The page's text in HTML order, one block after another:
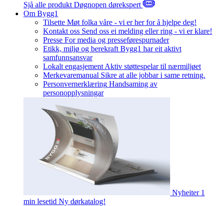
Sjå alle produkt Døgnopen dørekspert
Om Bygg1
Tilsette Møt folka våre - vi er her for å hjelpe deg!
Kontakt oss Send oss ei melding eller ring - vi er klare!
Presse For media og presseførespurnader
Etikk, miljø og berekraft Bygg1 har eit aktivt
samfunnsansvar
Lokalt engasjement Aktiv støttespelar til nærmiljøet
Merkevaremanual Sikre at alle jobbar i same retning.
Personvernerklæring Handsaming av
personopplysningar
Nyheiter 1
min lesetid Ny dørkatalog!